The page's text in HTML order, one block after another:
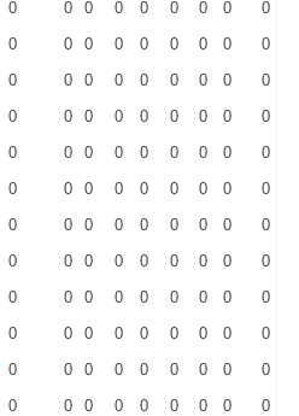
0 0 0 0 0 0 0 0
0
0 0 0 0 0 0 0 0
0
0 0 0 0 0 0 0 0
0
0 0 0 0 0 0 0 0
0
0 0 0 0 0 0 0 0
0
0 0 0 0 0 0 0 0
0
0 0 0 0 0 0 0 0
0
0 0 0 0 0 0 0 0
0
0 0 0 0 0 0 0 0
0
0 0 0 0 0 0 0 0
0
0 0 0 0 0 0 0 0
0
0 0 0 0 0 0 0 0
0